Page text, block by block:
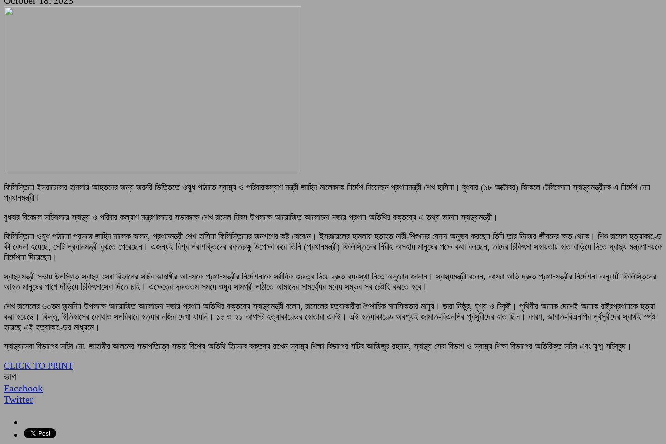
ফিলিস্তিনে ইসরায়েলের হামলায় আহতদের জন্য জরুরি ভিত্তিতে ওষুধ পাঠাতে স্বাস্থ্য ও পরিবারকল্যাণ মন্ত্রী জাহিদ মালেককে নির্দেশ দিয়েছেন প্রধানমন্ত্রী শেখ হাসিনা। বুধবার (১৮ অক্টোবর) বিকেলে টেলিফোনে স্বাস্থ্যমন্ত্রীকে এ নির্দেশ দেন
প্রধানমন্ত্রী।
বুধবার বিকেলে সচিবালয়ে স্বাস্থ্য ও পরিবার কল্যাণ মন্ত্রণালয়ের সভাকক্ষে শেখ রাসেল দিবস উপলক্ষে আয়োজিত আলোচনা সভায় প্রধান অতিথির বক্তব্যে এ তথ্য জানান স্বাস্থ্যমন্ত্রী।
ফিলিস্তিনে ওষুধ পাঠানো প্রসঙ্গে জাহিদ মালেক বলেন, প্রধানমন্ত্রী শেখ হাসিনা ফিলিস্তিনের জনগণের কষ্ট বোঝেন। ইসরায়েলের হামলায় হতাহত নারী-শিশুদের বেদনা অনুভব করছেন তিনি তার নিজের জীবনের ক্ষত থেকে। শিশু রাসেল হত্যাকাণ্ডে
কী বেদনা হয়েছে, সেটি প্রধানমন্ত্রী বুঝতে পেরেছেন। এজন্যই বিশ্ব পরাশক্তিদের রক্তচক্ষু উপেক্ষা করে তিনি (প্রধানমন্ত্রী) ফিলিস্তিনের নিরীহ অসহায় মানুষের পক্ষে কথা বলছেন, তাদের চিকিৎসা সহায়তায় হাত বাড়িয়ে দিতে স্বাস্থ্য মন্ত্রণালয়কে
নির্দেশনা দিয়েছেন।
স্বাস্থ্যমন্ত্রী সভায় উপস্থিত স্বাস্থ্য সেবা বিভাগের সচিব জাহাঙ্গীর আলমকে প্রধানমন্ত্রীর নির্দেশনাকে সর্বাধিক গুরুত্ব দিয়ে দ্রুত ব্যবস্থা নিতে অনুরোধ জানান। স্বাস্থ্যমন্ত্রী বলেন, আমরা অতি দ্রুত প্রধানমন্ত্রীর নির্দেশনা অনুযায়ী ফিলিস্তিনের
আহত মানুষের পাশে দাঁড়িয়ে চিকিৎসাসেবা দিতে চাই। এক্ষেত্রে দ্রুততম সময়ে ওষুধ সামগ্রী পাঠাতে আমাদের সামর্থ্যের মধ্যে সম্ভব সব চেষ্টাই করতে হবে।
শেখ রাসেলের ৬০তম জন্মদিন উপলক্ষে আয়োজিত আলোচনা সভায় প্রধান অতিথির বক্তব্যে স্বাস্থ্যমন্ত্রী বলেন, রাসেলের হত্যাকারীরা পৈশাচিক মানসিকতার মানুষ। তারা নিষ্ঠুর, ঘৃণ্য ও নিকৃষ্ট। পৃথিবীর অনেক দেশেই অনেক রাষ্ট্রপ্রধানকে হত্যা
করা হয়েছে। কিন্তু, ইতিহাসের কোথাও সপরিবারে হত্যার নজির দেখা যায়নি। ১৫ ও ২১ আগস্ট হত্যাকাণ্ডের হোতারা একই। এই হত্যাকাণ্ডে অবশ্যই জামাত-বিএনপির পূর্বসুরীদের হাত ছিল। কারণ, জামাত-বিএনপির পূর্বসুরীদের স্বার্থই স্পষ্ট
হয়েছে এই হত্যাকাণ্ডের মাধ্যমে।
স্বাস্থ্যসেবা বিভাগের সচিব মো. জাহাঙ্গীর আলমের সভাপতিত্বে সভায় বিশেষ অতিথি হিসেবে বক্তব্য রাখেন স্বাস্থ্য শিক্ষা বিভাগের সচিব আজিজুর রহমান, স্বাস্থ্য সেবা বিভাগ ও স্বাস্থ্য শিক্ষা বিভাগের অতিরিক্ত সচিব এবং যুগ্ম সচিববৃন্দ।
CLICK TO PRINT
ভাগ
Facebook
Twitter